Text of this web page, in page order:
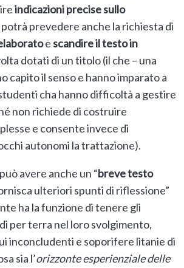
indicazioni precise sullo
potrà prevedere anche la richiesta di
escandire il testo in
dotati di un titolo (il che – una
capito il senso e hanno imparato a
cha hanno difficoltà a gestire
non richiede di costruire
e consente invece di
autonomi la trattazione).
avere anche un “breve testo
ulteriori spunti di riflessione”
ha la funzione di tenere gli
per terra nel loro svolgimento,
inconcludenti e soporifere litanie di
sia l’orizzonte esperienziale delle